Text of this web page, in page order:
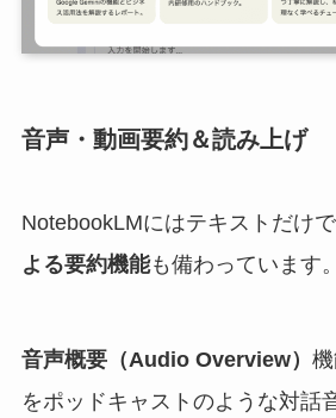
音声・動画要約＆読み上げ
NotebookLMにはテキストだけで
よる要約機能も備わっています。
音声概要（Audio Overview）
をポッドキャストのような対話